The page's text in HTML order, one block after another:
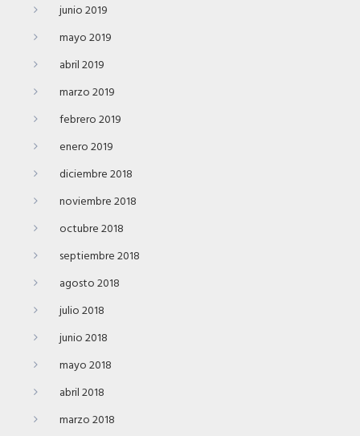
junio 2019
mayo 2019
abril 2019
marzo 2019
febrero 2019
enero 2019
diciembre 2018
noviembre 2018
octubre 2018
septiembre 2018
agosto 2018
julio 2018
junio 2018
mayo 2018
abril 2018
marzo 2018